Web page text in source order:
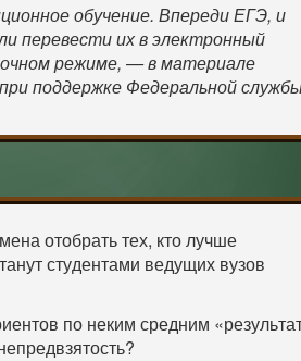
обучение. Впереди ЕГЭ, и
перевести их в электронный
режиме, — в материале
поддержке Федеральной
отобрать тех, кто лучше
студентами ведущих вузов
по неким средним